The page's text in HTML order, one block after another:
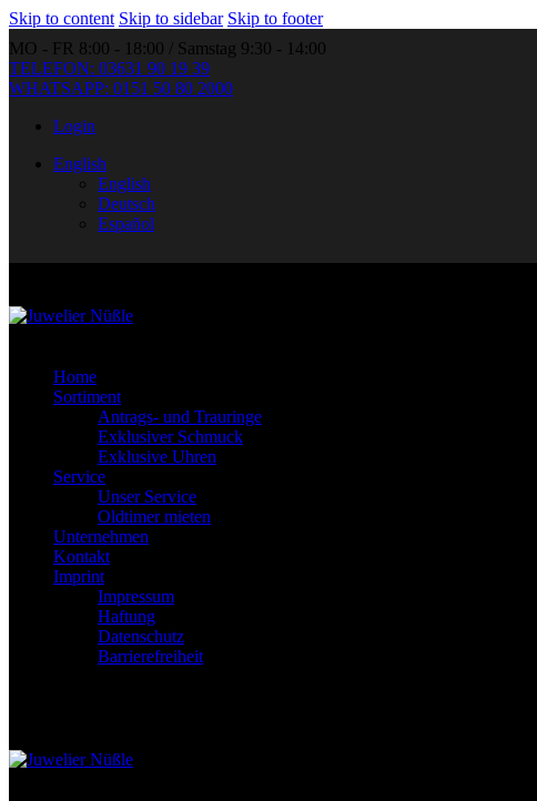
Skip to content Skip to sidebar Skip to footer
MO - FR 8:00 - 18:00 / Samstag 9:30 - 14:00
TELEFON: 03631 90 19 39
WHATSAPP: 0151 50 80 2000
Login
English
English
Deutsch
Español
Home
Sortiment
Antrags- und Trauringe
Exklusiver Schmuck
Exklusive Uhren
Service
Unser Service
Oldtimer mieten
Unternehmen
Kontakt
Imprint
Impressum
Haftung
Datenschutz
Barrierefreiheit